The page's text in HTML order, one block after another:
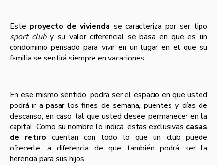
Este proyecto de vivienda se caracteriza por ser tipo
sport cluby su valor diferencial se basa en que es un
condominio pensado para vivir en un lugar en el que su
familia se sentirá siempre en vacaciones.
En ese mismo sentido, podrá ser el espacio en que usted
podrá ir a pasar los fines de semana, puentes y días de
descanso, en caso tal que usted desee permanecer en la
capital. Como su nombre lo indica, estas exclusivas casas
de retiro cuentan con todo lo que un club puede
ofrecerle, a diferencia de que también podrá ser la
herencia para sus hijos.